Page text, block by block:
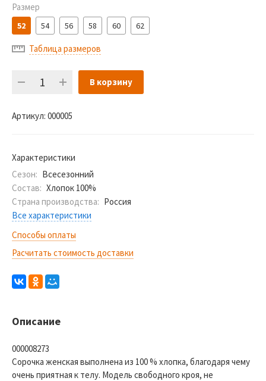
Размер
52 54 56 58 60 62
Таблица размеров
В корзину
Артикул: 000005
Характеристики
Сезон: Всесезонний
Состав: Хлопок 100%
Страна производства: Россия
Все характеристики
Способы оплаты
Расчитать стоимость доставки
Описание
000008273
Сорочка женская выполнена из 100 % хлопка, благодаря чему
очень приятная к телу. Модель свободного кроя, не